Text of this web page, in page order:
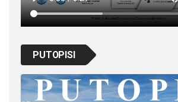
PUTOPISI